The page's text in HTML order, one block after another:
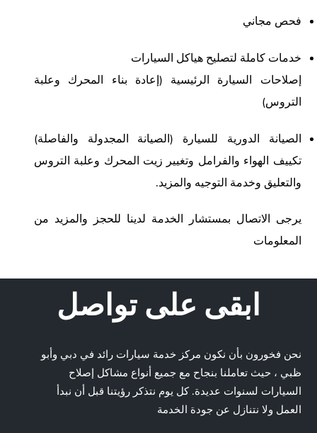
فحص مجاني
خدمات كاملة لتصليح هياكل السيارات
إصلاحات السيارة الرئيسية (إعادة بناء المحرك وعلبة
التروس)
الصيانة الدورية للسيارة (الصيانة المجدولة والفاصلة)
تكييف الهواء والفرامل وتغيير زيت المحرك وعلبة التروس
والتعليق وخدمة التوجيه والمزيد.
يرجى الاتصال بمستشار الخدمة لدينا للحجز والمزيد من
المعلومات
ابقى على تواصل
نحن فخورون بأن نكون مركز خدمة سيارات رائد في دبي وأبو
ظبي ، حيث تعاملنا بنجاح مع جميع أنواع مشاكل إصلاح
السيارات لسنوات عديدة. كل يوم نتذكر رؤيتنا قبل أن نبدأ
العمل ولا نتنازل عن جودة الخدمة